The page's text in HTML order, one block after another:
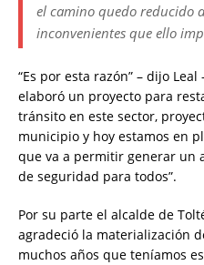
el camino quedo reducido
inconvenientes que ello
“Es por esta razón” – dijo
elaboró un proyecto para
tránsito en este sector,
municipio y hoy estamos en
que va a permitir generar un
de seguridad para todos”.
Por su parte el alcalde de
agradeció la materialización
muchos años que teníamos